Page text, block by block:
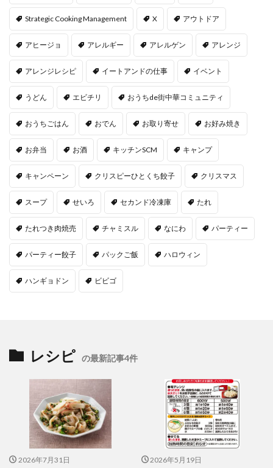
Strategic Cooking Management X アウトドア
アヒージョ アレルギー アレルゲン アレンジ
アレンジレシピ イートアンドの仕事 イベント
うどん エビチリ おうちde街中華コミュニティ
おうちごはん おでん お取り寄せ お好み焼き
お弁当 お酒 キッチンSCM キャンプ
キャンペーン クリスピーひとくち餃子 クリスマス
スープ せいろ セカンド冷凍庫 たれ
たれつき肉焼売 チャミスル なにわ パーティー
パーティー餃子 パックご飯 ハロウィン
ハンギョドン ビビゴ
レシピ の最新記事4件
2026年7月31日 2026年5月19日